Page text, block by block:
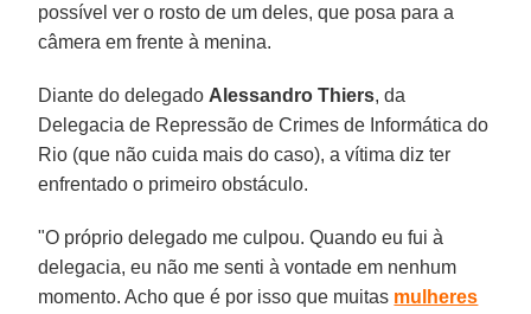
possível ver o rosto de um deles, que posa para a
câmera em frente à menina.
Diante do delegado Alessandro Thiers, da
Delegacia de Repressão de Crimes de Informática do
Rio (que não cuida mais do caso), a vítima diz ter
enfrentado o primeiro obstáculo.
"O próprio delegado me culpou. Quando eu fui à
delegacia, eu não me senti à vontade em nenhum
momento. Acho que é por isso que muitas mulheres